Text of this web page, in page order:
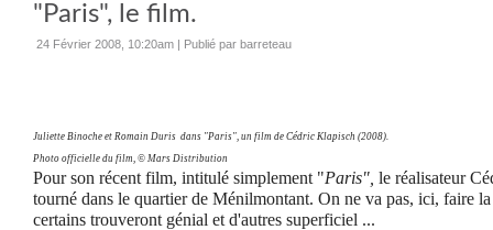
"Paris", le film.
24 Février 2008, 10:20am | Publié par barreteau
Juliette Binoche et Romain Duris dans "Paris", un film de Cédric Klapisch (2008).
Photo officielle du film, © Mars Distribution
Pour son récent film, intitulé simplement "Paris", le réalisateur
tourné dans le quartier de Ménilmontant. On ne va pas, ici, faire
certains trouveront génial et d'autres superficiel ...